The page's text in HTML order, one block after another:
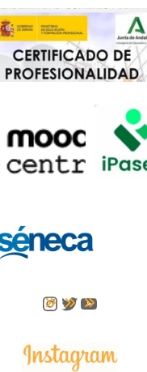
Instagram
Twitter
YouTube